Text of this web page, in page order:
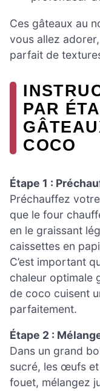
Ces gâteaux au
vous allez
parfait de
PAR
COCO
Étape 1 :
Préchauffez
que le four
en le graissant
caissettes en
C’est important
chaleur optimale
de coco cuisent
parfaitement.
Étape 2 :
Dans un grand
sucré, les œufs et
fouet, mélangez